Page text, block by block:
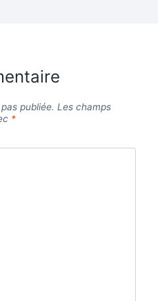
publiée. Les champs
*